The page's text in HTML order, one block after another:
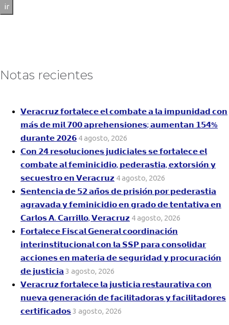
ir
Notas recientes
𝗩𝗲𝗿𝗮𝗰𝗿𝘂𝘇 𝗳𝗼𝗿𝘁𝗮𝗹𝗲𝗰𝗲 𝗲𝗹 𝗰𝗼𝗺𝗯𝗮𝘁𝗲 𝗮 𝗹𝗮 𝗶𝗺𝗽𝘂𝗻𝗶𝗱𝗮𝗱 𝗰𝗼𝗻
𝗺𝗮́𝘀 𝗱𝗲 𝗺𝗶𝗹 𝟳𝟬𝟬 𝗮𝗽𝗿𝗲𝗵𝗲𝗻𝘀𝗶𝗼𝗻𝗲𝘀; 𝗮𝘂𝗺𝗲𝗻𝘁𝗮𝗻 𝟭𝟱𝟰%
𝗱𝘂𝗿𝗮𝗻𝘁𝗲 𝟮𝟬𝟮𝟲 4 agosto, 2026
𝗖𝗼𝗻 𝟮𝟰 𝗿𝗲𝘀𝗼𝗹𝘂𝗰𝗶𝗼𝗻𝗲𝘀 𝗷𝘂𝗱𝗶𝗰𝗶𝗮𝗹𝗲𝘀 𝘀𝗲 𝗳𝗼𝗿𝘁𝗮𝗹𝗲𝗰𝗲 𝗲𝗹
𝗰𝗼𝗺𝗯𝗮𝘁𝗲 𝗮𝗹 𝗳𝗲𝗺𝗶𝗻𝗶𝗰𝗶𝗱𝗶𝗼, 𝗽𝗲𝗱𝗲𝗿𝗮𝘀𝘁𝗶𝗮, 𝗲𝘅𝘁𝗼𝗿𝘀𝗶𝗼́𝗻 𝘆
𝘀𝗲𝗰𝘂𝗲𝘀𝘁𝗿𝗼 𝗲𝗻 𝗩𝗲𝗿𝗮𝗰𝗿𝘂𝘇 4 agosto, 2026
𝗦𝗲𝗻𝘁𝗲𝗻𝗰𝗶𝗮 𝗱𝗲 𝟱𝟮 𝗮𝗻̃𝗼𝘀 𝗱𝗲 𝗽𝗿𝗶𝘀𝗶𝗼́𝗻 𝗽𝗼𝗿 𝗽𝗲𝗱𝗲𝗿𝗮𝘀𝘁𝗶𝗮
𝗮𝗴𝗿𝗮𝘃𝗮𝗱𝗮 𝘆 𝗳𝗲𝗺𝗶𝗻𝗶𝗰𝗶𝗱𝗶𝗼 𝗲𝗻 𝗴𝗿𝗮𝗱𝗼 𝗱𝗲 𝘁𝗲𝗻𝘁𝗮𝘁𝗶𝘃𝗮 𝗲𝗻
𝗖𝗮𝗿𝗹𝗼𝘀 𝗔. 𝗖𝗮𝗿𝗿𝗶𝗹𝗹𝗼, 𝗩𝗲𝗿𝗮𝗰𝗿𝘂𝘇 4 agosto, 2026
𝗙𝗼𝗿𝘁𝗮𝗹𝗲𝗰𝗲 𝗙𝗶𝘀𝗰𝗮𝗹 𝗚𝗲𝗻𝗲𝗿𝗮𝗹 𝗰𝗼𝗼𝗿𝗱𝗶𝗻𝗮𝗰𝗶𝗼́𝗻
𝗶𝗻𝘁𝗲𝗿𝗶𝗻𝘀𝘁𝗶𝘁𝘂𝗰𝗶𝗼𝗻𝗮𝗹 𝗰𝗼𝗻 𝗹𝗮 𝗦𝗦𝗣 𝗽𝗮𝗿𝗮 𝗰𝗼𝗻𝘀𝗼𝗹𝗶𝗱𝗮𝗿
𝗮𝗰𝗰𝗶𝗼𝗻𝗲𝘀 𝗲𝗻 𝗺𝗮𝘁𝗲𝗿𝗶𝗮 𝗱𝗲 𝘀𝗲𝗴𝘂𝗿𝗶𝗱𝗮𝗱 𝘆 𝗽𝗿𝗼𝗰𝘂𝗿𝗮𝗰𝗶𝗼́𝗻
𝗱𝗲 𝗷𝘂𝘀𝘁𝗶𝗰𝗶𝗮 3 agosto, 2026
𝗩𝗲𝗿𝗮𝗰𝗿𝘂𝘇 𝗳𝗼𝗿𝘁𝗮𝗹𝗲𝗰𝗲 𝗹𝗮 𝗷𝘂𝘀𝘁𝗶𝗰𝗶𝗮 𝗿𝗲𝘀𝘁𝗮𝘂𝗿𝗮𝘁𝗶𝘃𝗮 𝗰𝗼𝗻
𝗻𝘂𝗲𝘃𝗮 𝗴𝗲𝗻𝗲𝗿𝗮𝗰𝗶𝗼́𝗻 𝗱𝗲 𝗳𝗮𝗰𝗶𝗹𝗶𝘁𝗮𝗱𝗼𝗿𝗮𝘀 𝘆 𝗳𝗮𝗰𝗶𝗹𝗶𝘁𝗮𝗱𝗼𝗿𝗲𝘀
𝗰𝗲𝗿𝘁𝗶𝗳𝗶𝗰𝗮𝗱𝗼𝘀3 agosto, 2026